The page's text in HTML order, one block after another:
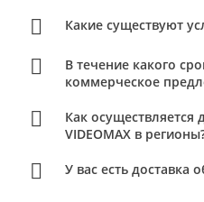
Какие существуют
В течение какого
коммерческое
Как осуществляется
VIDEOMAX в
У вас есть доставка